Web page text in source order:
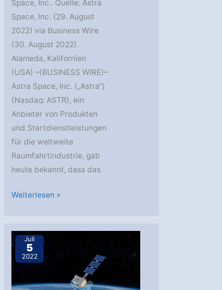
Space, Inc.. Quelle: Astra
Space, Inc. (29. August
2022) via Business Wire
(30. August 2022).
Alameda, Kalifornien
(USA) –(BUSINESS WIRE)–
Astra Space, Inc. („Astra“)
(Nasdaq: ASTR), ein
Anbieter von Produkten
und Startdienstleistungen
für die weltweite
Raumfahrtindustrie, gab
heute bekannt, dass das
Astra
für
Arrow-
Kleinsatelliten
Weiterlesen »
Juli
5
2022